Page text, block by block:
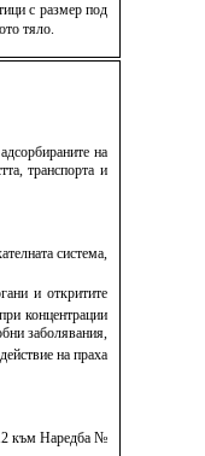
с размер под
тяло.
на
транспорта и
система,
и откритите
концентрации
заболявания,
на праха
към Наредба №